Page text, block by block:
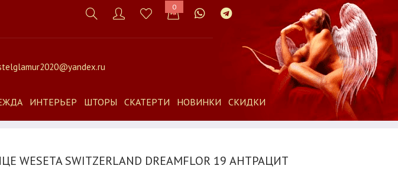
0
ИНТЕРЬЕР ШТОРЫ СКАТЕРТИ НОВИНКИ СКИДКИ
WESETA SWITZERLAND DREAMFLOR 19 АНТРАЦИТ